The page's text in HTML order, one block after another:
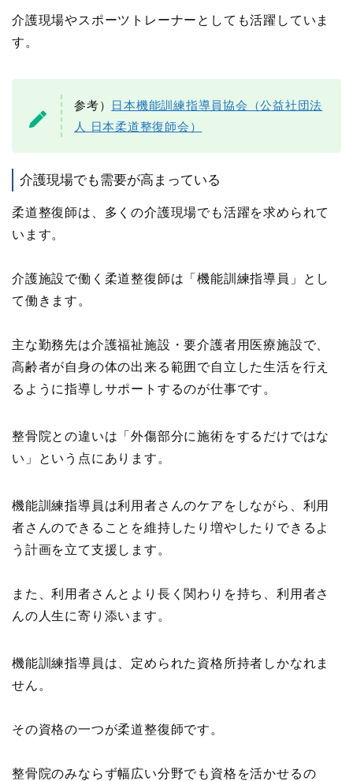
介護現場やスポーツトレーナーとしても活躍していま
す。
参考）
日本機能訓練指導員協会（公益社団法
人 日本柔道整復師会）
介護現場でも需要が高まっている
柔道整復師は、多くの介護現場でも活躍を求められて
います。
介護施設で働く柔道整復師は「機能訓練指導員」とし
て働きます。
主な勤務先は介護福祉施設・要介護者用医療施設で、
高齢者が自身の体の出来る範囲で自立した生活を行え
るように指導しサポートするのが仕事です。
整骨院との違いは「外傷部分に施術をするだけではな
い」という点にあります。
機能訓練指導員は利用者さんのケアをしながら、利用
者さんのできることを維持したり増やしたりできるよ
う計画を立て支援します。
また、利用者さんとより長く関わりを持ち、利用者さ
んの人生に寄り添います。
機能訓練指導員は、定められた資格所持者しかなれま
せん。
その資格の一つが柔道整復師です。
整骨院のみならず幅広い分野でも資格を活かせるの